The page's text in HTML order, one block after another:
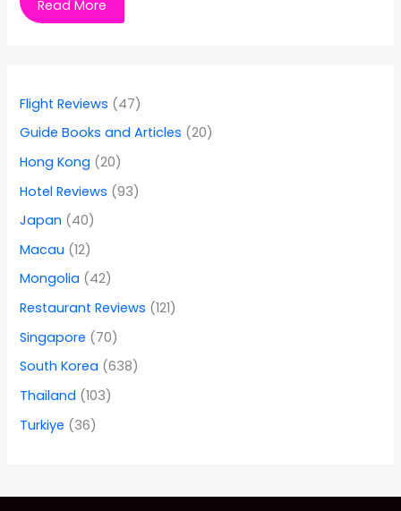
Read More
Flight Reviews (47)
Guide Books and Articles (20)
Hong Kong (20)
Hotel Reviews (93)
Japan (40)
Macau (12)
Mongolia (42)
Restaurant Reviews (121)
Singapore (70)
South Korea (638)
Thailand (103)
Turkiye (36)